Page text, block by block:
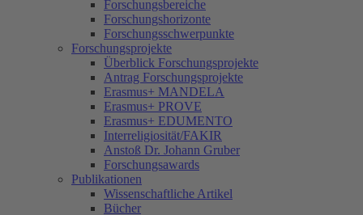
Forschungsbereiche
Forschungshorizonte
Forschungsschwerpunkte
Forschungsprojekte
Überblick Forschungsprojekte
Antrag Forschungsprojekte
Erasmus+ MANDELA
Erasmus+ PROVE
Erasmus+ EDUMENTO
Interreligiosität/FAKIR
Anstoß Dr. Johann Gruber
Forschungsawards
Publikationen
Wissenschaftliche Artikel
Bücher